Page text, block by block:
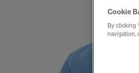
Cookie
By clicking
navigation,